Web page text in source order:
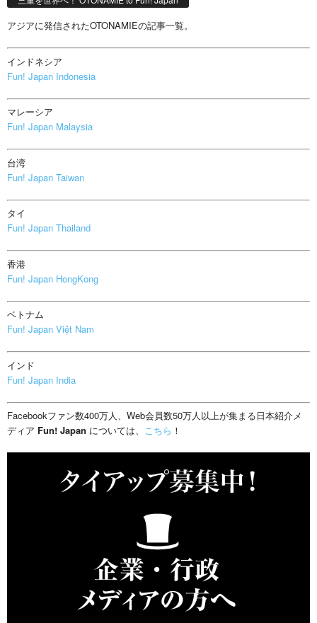
アジアに発信されたOTONAMIEの記事一覧。
インドネシア
Fun! Japan Indonesia
マレーシア
Fun! Japan Malaysia
台湾
Fun! Japan Taiwan
タイ
Fun! Japan Thailand
香港
Fun! Japan HongKong
ベトナム
Fun! Japan Việt Nam
インド
Fun! Japan India
Facebookファン数400万人、Web会員数50万人以上が集まる日本紹介メ
ディア Fun! Japan については、 こちら ！